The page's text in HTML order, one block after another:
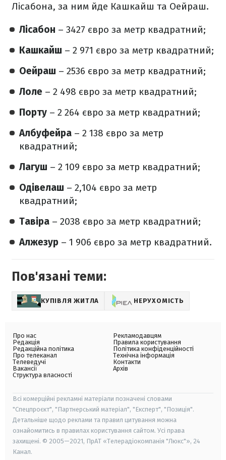
Лісабона, за ним йде Кашкайш та Оейраш.
Лісабон – 3427 євро за метр квадратний;
Кашкайш – 2 971 євро за метр квадратний;
Оейраш – 2536 євро за метр квадратний;
Лоле – 2 498 євро за метр квадратний;
Порту – 2 264 євро за метр квадратний;
Албуфейра – 2 138 євро за метр
квадратний;
Лагуш – 2 109 євро за метр квадратний;
Одівелаш – 2,104 євро за метр
квадратний;
Тавіра – 2038 євро за метр квадратний;
Алжезур – 1 906 євро за метр квадратний.
Пов'язані теми:
КУПІВЛЯ ЖИТЛА НЕРУХОМІСТЬ
Про нас
Редакція
Редакційна політика
Про телеканал
Телеведучі
Вакансії
Структура власності
Рекламодавцям
Правила користування
Політика конфіденційності
Технічна інформація
Контакти
Архів
Всі комерційні рекламні матеріали позначені словами
"Спецпроєкт", "Партнерський матеріал", "Експерт", "Позиція".
Детальніше щодо реклами та правил цитування можна
ознайомитись в правилах користування сайтом. Усі права
захищені. © 2005—2021, ПрАТ «Телерадіокомпанія "Люкс"», 24
Канал.